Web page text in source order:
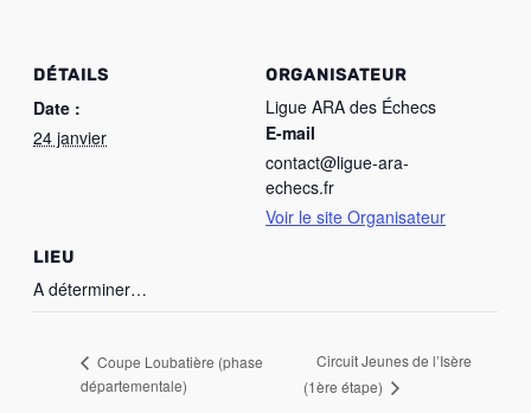
DÉTAILS
Date :
24 janvier
LIEU
A déterminer…
ORGANISATEUR
Ligue ARA des Échecs
E-mail
contact@ligue-ara-
echecs.fr
Voir le site Organisateur
Coupe Loubatière (phase
départementale)
Circuit Jeunes de l’Isère
(1ère étape)